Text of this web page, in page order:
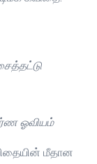
ஓவியம்
மீதான